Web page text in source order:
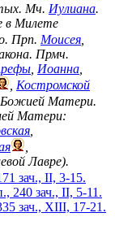
Мч. Иулиана.
в Милете
Прп. Моисея
Прмч.
Иоанна
Костромской
Божией Матери.
Матери:
Лавре).
зач., II, 3-15.
240 зач., II, 5-11.
зач., XIII, 17-21.